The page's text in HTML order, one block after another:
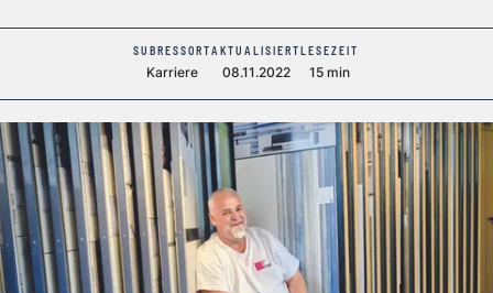
SUBRESSORT
Karriere
AKTUALISIERT
08.11.2022
LESEZEIT
15 min